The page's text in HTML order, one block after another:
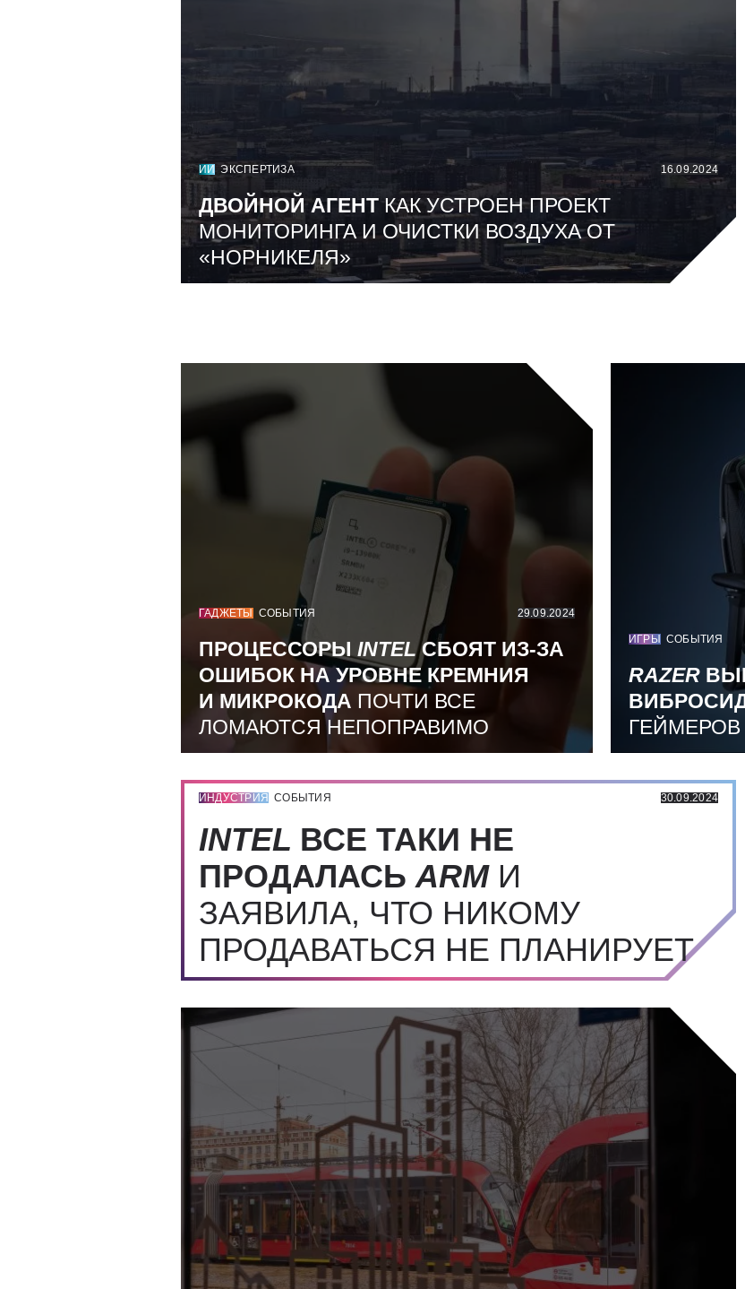
ИИ ЭКСПЕРТИЗА 16.09.2024
ДВОЙНОЙ АГЕНТКАК УСТРОЕН ПРОЕКТ
МОНИТОРИНГА И ОЧИСТКИ ВОЗДУХА ОТ
«НОРНИКЕЛЯ»
ГАДЖЕТЫ СОБЫТИЯ 29.09.2024
ПРОЦЕССОРЫ INTELСБОЯТ ИЗ-ЗА
ОШИБОК НА УРОВНЕ КРЕМНИЯ
И МИКРОКОДА ПОЧТИ ВСЕ
ЛОМАЮТСЯ НЕПОПРАВИМО
ИГРЫ СОБЫТИЯ
RAZER
ГЕЙМЕРОВ
ИНДУСТРИЯ СОБЫТИЯ 30.09.2024
INTEL ВСЕ ТАКИ НЕ
ПРОДАЛАСЬ ARMИ
ЗАЯВИЛА, ЧТО НИКОМУ
ПРОДАВАТЬСЯ НЕ ПЛАНИРУЕТ